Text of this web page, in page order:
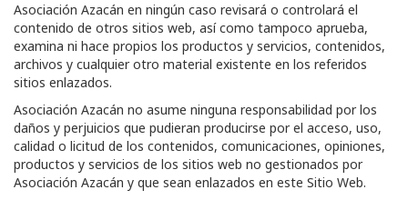
Asociación Azacán en ningún caso revisará o controlará el
contenido de otros sitios web, así como tampoco aprueba,
examina ni hace propios los productos y servicios, contenidos,
archivos y cualquier otro material existente en los referidos
sitios enlazados.
Asociación Azacán no asume ninguna responsabilidad por los
daños y perjuicios que pudieran producirse por el acceso, uso,
calidad o licitud de los contenidos, comunicaciones, opiniones,
productos y servicios de los sitios web no gestionados por
Asociación Azacán y que sean enlazados en este Sitio Web.